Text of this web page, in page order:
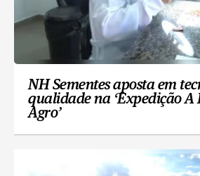
NH Sementes aposta em
qualidade na ‘Expedição A
Agro’